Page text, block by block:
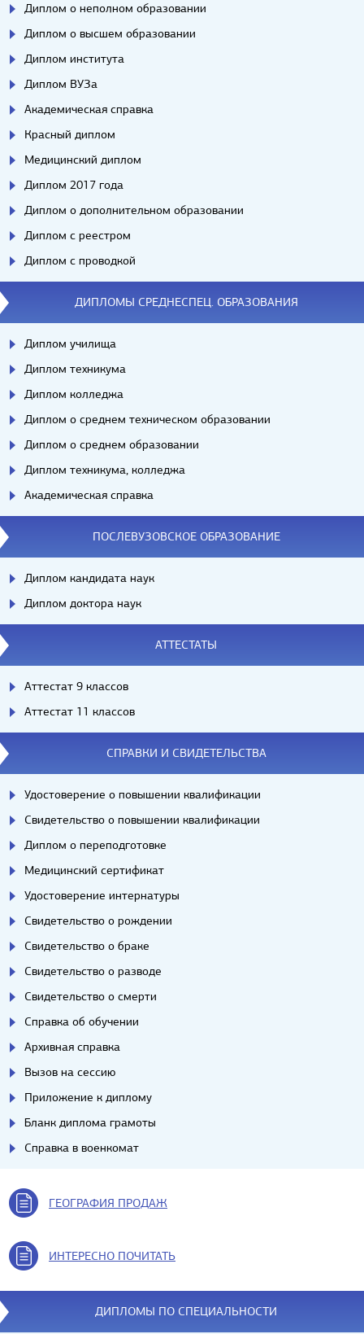
Диплом о неполном образовании
Диплом о высшем образовании
Диплом института
Диплом ВУЗа
Академическая справка
Красный диплом
Медицинский диплом
Диплом 2017 года
Диплом о дополнительном образовании
Диплом с реестром
Диплом с проводкой
ДИПЛОМЫ СРЕДНЕСПЕЦ. ОБРАЗОВАНИЯ
Диплом училища
Диплом техникума
Диплом колледжа
Диплом о среднем техническом образовании
Диплом о среднем образовании
Диплом техникума, колледжа
Академическая справка
ПОСЛЕВУЗОВСКОЕ ОБРАЗОВАНИЕ
Диплом кандидата наук
Диплом доктора наук
АТТЕСТАТЫ
Аттестат 9 классов
Аттестат 11 классов
СПРАВКИ И СВИДЕТЕЛЬСТВА
Удостоверение о повышении квалификации
Свидетельство о повышении квалификации
Диплом о переподготовке
Медицинский сертификат
Удостоверение интернатуры
Свидетельство о рождении
Свидетельство о браке
Свидетельство о разводе
Свидетельство о смерти
Справка об обучении
Архивная справка
Вызов на сессию
Приложение к диплому
Бланк диплома грамоты
Справка в военкомат
ГЕОГРАФИЯ ПРОДАЖ
ИНТЕРЕСНО ПОЧИТАТЬ
ДИПЛОМЫ ПО СПЕЦИАЛЬНОСТИ